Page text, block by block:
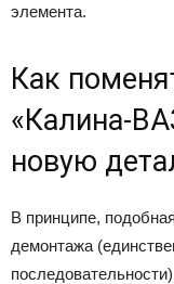
элемента.
Как
«Калина-
новую
В принципе,
демонтажа